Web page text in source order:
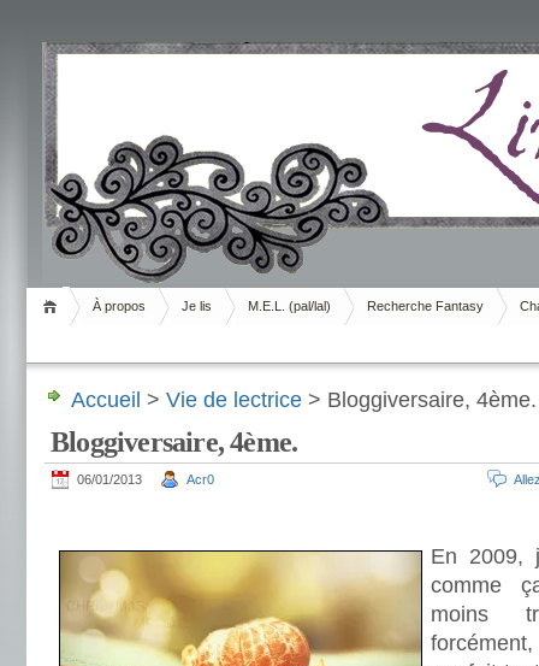
Livrement
À propos Je lis M.E.L. (pal/lal) Recherche Fantasy
Accueil > Vie de lectrice > Bloggiversaire, 4ème.
Bloggiversaire, 4ème.
06/01/2013 Acr0
En 2009,
comme
moins